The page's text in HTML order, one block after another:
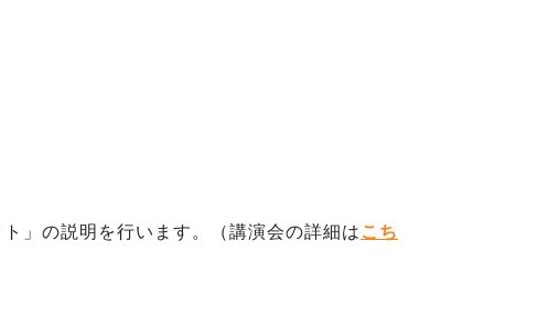
」の説明を行います。（講演会の詳細は こち